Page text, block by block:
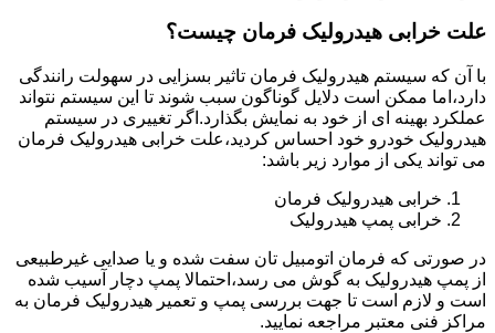
علت خرابی هیدرولیک فرمان چیست؟
با آن که سیستم هیدرولیک فرمان تاثیر بسزایی در سهولت رانندگی
دارد،اما ممکن است دلایل گوناگون سبب شوند تا این سیستم نتواند
عملکرد بهینه ای از خود به نمایش بگذارد.اگر تغییری در سیستم
هیدرولیک خودرو خود احساس کردید،علت خرابی هیدرولیک فرمان
می تواند یکی از موارد زیر باشد:
خرابی هیدرولیک فرمان
خرابی پمپ هیدرولیک
در صورتی که فرمان اتومبیل تان سفت شده و یا صدایی غیرطبیعی
از پمپ هیدرولیک به گوش می رسد،احتمالا پمپ دچار آسیب شده
است و لازم است تا جهت بررسی پمپ و تعمیر هیدرولیک فرمان به
مراکز فنی معتبر مراجعه نمایید.